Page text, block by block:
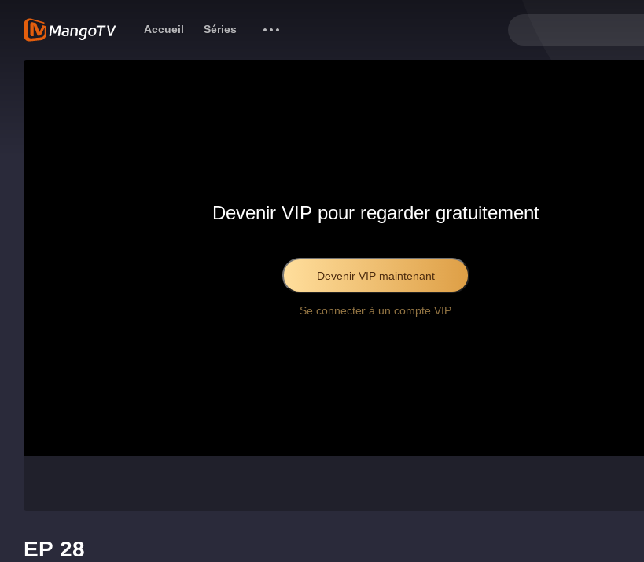
Accueil Séries
Devenir VIP pour regarder gratuitement
Devenir VIP maintenant
Se connecter à un compte VIP
EP 28